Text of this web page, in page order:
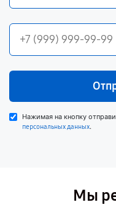
Нажимая на кнопку
персональных данных.
Мы